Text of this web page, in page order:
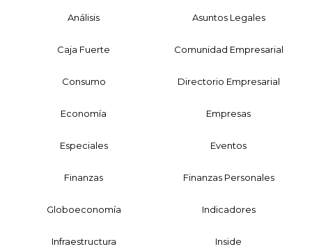
Análisis Asuntos Legales
Caja Fuerte Comunidad Empresarial
Consumo Directorio Empresarial
Economía Empresas
Especiales Eventos
Finanzas Finanzas Personales
Globoeconomía Indicadores
Infraestructura Inside